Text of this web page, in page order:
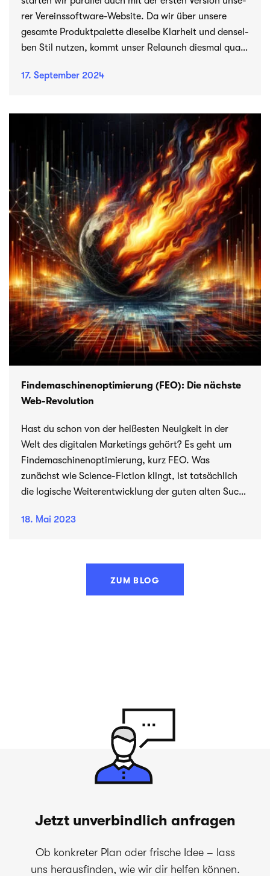
rer Vereinssoftware-Website. Da wir über unsere
gesamte Pro­dukt­pa­lette die­selbe Klar­heit und den­sel­
ben Stil nut­zen, kommt unser Relaunch dies­mal quasi
17. Sep­tem­ber 2024
Fin­de­ma­schi­nen­op­ti­mie­rung (FEO): Die nächste
Web-Revolution
Hast du schon von der hei­ßes­ten Neu­ig­keit in der
Welt des digi­ta­len Mar­ke­tings gehört? Es geht um
Fin­de­ma­schi­nen­op­ti­mie­rung, kurz FEO. Was
zunächst wie Science-Fiction klingt, ist tat­säch­lich
die logi­sche Wei­ter­ent­wick­lung der guten alten Such­
genau und wie kannst du deine Website dafür fit
18. Mai 2023
ZUM BLOG
Jetzt unverbindlich anfragen
Ob konkreter Plan oder frische Idee – lass
uns herausfinden, wie wir dir helfen können.